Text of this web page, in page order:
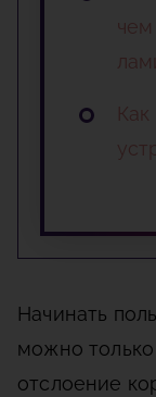
Начинать
можно только
отслоение